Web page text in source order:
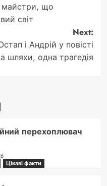
майстри, що
світ
Next:
і Андрій у повісті
шляхи, одна трагедія
перехоплювач
Цікаві факти